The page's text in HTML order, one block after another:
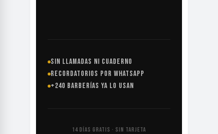
SIN LLAMADAS NI CUADERNO
RECORDATORIOS POR WHATSAPP
+240 BARBERÍAS YA LO USAN
14 DÍAS GRATIS · SIN TARJETA